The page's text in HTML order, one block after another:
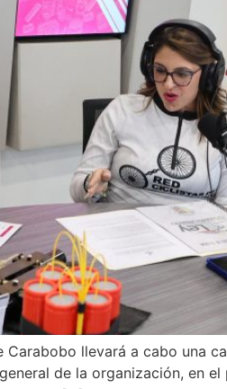
llevará a cabo una
de la organización, en